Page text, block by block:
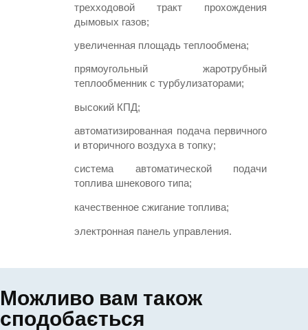
трехходовой тракт прохождения
дымовых газов;
увеличенная площадь теплообмена;
прямоугольный жаротрубный
теплообменник с турбулизаторами;
высокий КПД;
автоматизированная подача первичного
и вторичного воздуха в топку;
система автоматической подачи
топлива шнекового типа;
качественное сжигание топлива;
электронная панель управления.
Можливо вам також
сподобається